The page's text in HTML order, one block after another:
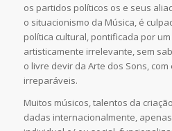
os partidos políticos os e seus
o situacionismo da Música, é
política cultural, pontificada por
artisticamente irrelevante, sem
o livre devir da Arte dos Sons,
irreparáveis.
Muitos músicos, talentos da
dadas internacionalmente,